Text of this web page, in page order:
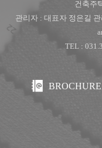
건축주
관리자 : 대표자 정은길
TEL :
BROCHURE